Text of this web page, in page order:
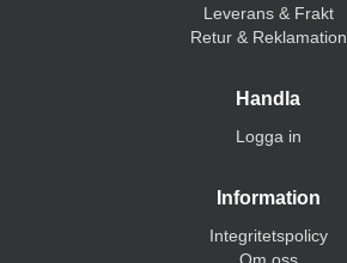
Leverans & Frakt
Retur & Reklamation
Handla
Logga in
Information
Integritetspolicy
Om oss